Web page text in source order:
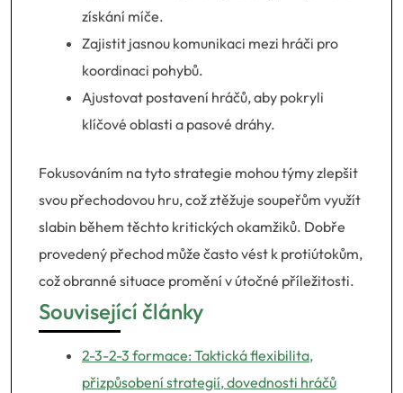
získání míče.
Zajistit jasnou komunikaci mezi hráči pro
koordinaci pohybů.
Ajustovat postavení hráčů, aby pokryli
klíčové oblasti a pasové dráhy.
Fokusováním na tyto strategie mohou týmy zlepšit
svou přechodovou hru, což ztěžuje soupeřům využít
slabin během těchto kritických okamžiků. Dobře
provedený přechod může často vést k protiútokům,
což obranné situace promění v útočné příležitosti.
Související články
2-3-2-3 formace: Taktická flexibilita,
přizpůsobení strategií, dovednosti hráčů